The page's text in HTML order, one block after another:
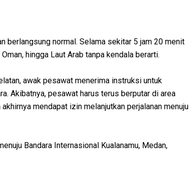
berlangsung normal. Selama sekitar 5 jam 20 menit
hingga Laut Arab tanpa kendala berarti.
awak pesawat menerima instruksi untuk
Akibatnya, pesawat harus terus berputar di area
mendapat izin melanjutkan perjalanan menuju
Bandara Internasional Kualanamu, Medan,